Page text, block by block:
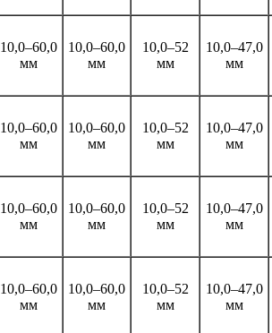
10,0–60,0
мм
10,0–60,0
мм
10,0–52
мм
10,0–47,0
мм
10,0–60,0
мм
10,0–60,0
мм
10,0–52
мм
10,0–47,0
мм
10,0–60,0
мм
10,0–60,0
мм
10,0–52
мм
10,0–47,0
мм
10,0–60,0
мм
10,0–60,0
мм
10,0–52
мм
10,0–47,0
мм